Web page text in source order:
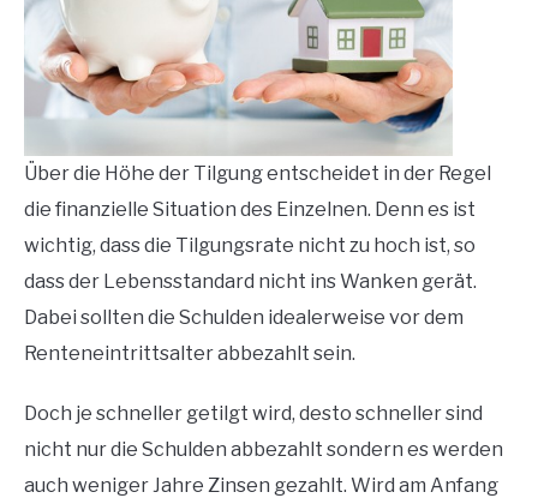
Über die Höhe der Tilgung entscheidet in der Regel
die finanzielle Situation des Einzelnen. Denn es ist
wichtig, dass die Tilgungsrate nicht zu hoch ist, so
dass der Lebensstandard nicht ins Wanken gerät.
Dabei sollten die Schulden idealerweise vor dem
Renteneintrittsalter abbezahlt sein.
Doch je schneller getilgt wird, desto schneller sind
nicht nur die Schulden abbezahlt sondern es werden
auch weniger Jahre Zinsen gezahlt. Wird am Anfang